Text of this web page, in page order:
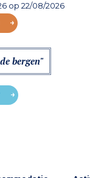
op 22/08/2026
bergen"